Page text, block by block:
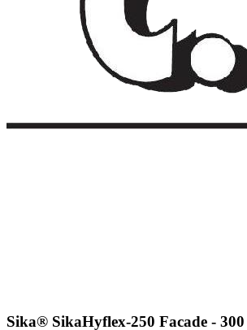
Sika® SikaHyflex-250 Facade -